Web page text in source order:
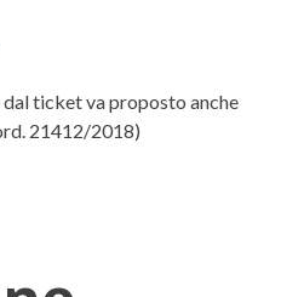
ticket va proposto anche
21412/2018)